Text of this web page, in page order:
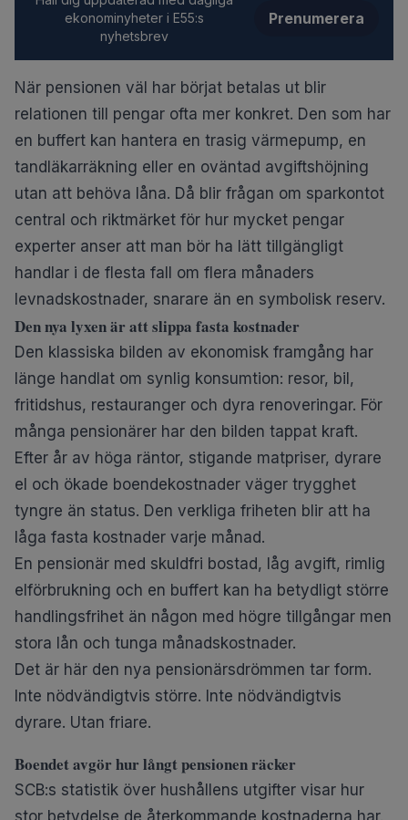
ekonominyheter i E55:s
nyhetsbrev
Prenumerera
När pensionen väl har börjat betalas ut blir
relationen till pengar ofta mer konkret. Den som har
en buffert kan hantera en trasig värmepump, en
tandläkarräkning eller en oväntad avgiftshöjning
utan att behöva låna. Då blir frågan om sparkontot
central och riktmärket för hur mycket pengar
experter anser att man bör ha lätt tillgängligt
handlar i de flesta fall om flera månaders
levnadskostnader, snarare än en symbolisk reserv.
Den nya lyxen är att slippa fasta kostnader
Den klassiska bilden av ekonomisk framgång har
länge handlat om synlig konsumtion: resor, bil,
fritidshus, restauranger och dyra renoveringar. För
många pensionärer har den bilden tappat kraft.
Efter år av höga räntor, stigande matpriser, dyrare
el och ökade boendekostnader väger trygghet
tyngre än status. Den verkliga friheten blir att ha
låga fasta kostnader varje månad.
En pensionär med skuldfri bostad, låg avgift, rimlig
elförbrukning och en buffert kan ha betydligt större
handlingsfrihet än någon med högre tillgångar men
stora lån och tunga månadskostnader.
Det är här den nya pensionärsdrömmen tar form.
Inte nödvändigtvis större. Inte nödvändigtvis
dyrare. Utan friare.
Boendet avgör hur långt pensionen räcker
SCB:s statistik över hushållens utgifter visar hur
stor betydelse de återkommande kostnaderna har.